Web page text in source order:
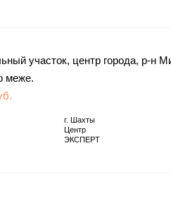
участок, центр города, р-н
меже.
г. Шахты
Центр
ЭКСПЕРТ